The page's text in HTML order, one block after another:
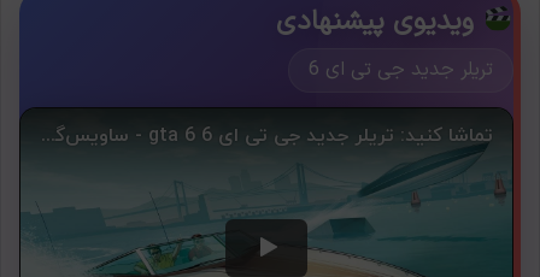
ویدیوی پیشنهادی
تریلر جدید جی تی ای 6